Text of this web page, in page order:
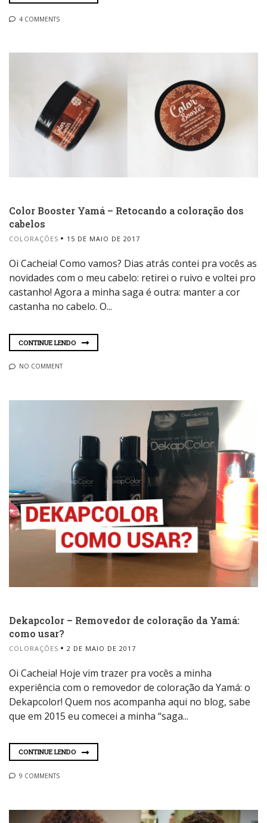
4 COMMENTS
Color Booster Yamá – Retocando a coloração dos
cabelos
COLORAÇÕES 15 DE MAIO DE 2017
Oi Cacheia! Como vamos? Dias atrás contei pra vocês as
novidades com o meu cabelo: retirei o ruivo e voltei pro
castanho! Agora a minha saga é outra: manter a cor
castanha no cabelo. O...
CONTINUE LENDO
NO COMMENT
Dekapcolor – Removedor de coloração da Yamá:
como usar?
COLORAÇÕES 2 DE MAIO DE 2017
Oi Cacheia! Hoje vim trazer pra vocês a minha
experiência com o removedor de coloração da Yamá: o
Dekapcolor! Quem nos acompanha aqui no blog, sabe
que em 2015 eu comecei a minha “saga...
CONTINUE LENDO
9 COMMENTS